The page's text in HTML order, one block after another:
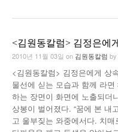
<김원동칼럼> 김정은에
2010년 11월 03일 on 김원동칼럼 by
<김원동칼럼> 김정은에게 상
물선에 싣는 모습과 함께 라
하는 장면이 화면에 노출되더
상봉이 벌어졌다. “꿈에 본 내
고 울부짖는 와중에서다. 치